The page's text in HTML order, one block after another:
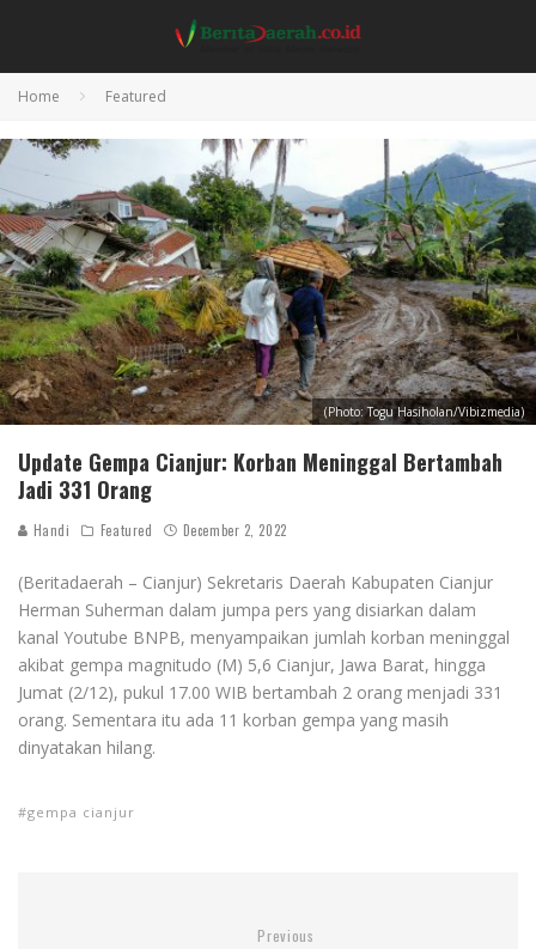
Home Featured
(Photo: Togu Hasiholan/Vibizmedia)
Update Gempa Cianjur: Korban Meninggal Bertambah
Jadi 331 Orang
Handi Featured December 2, 2022
(Beritadaerah – Cianjur) Sekretaris Daerah Kabupaten Cianjur
Herman Suherman dalam jumpa pers yang disiarkan dalam
kanal Youtube BNPB, menyampaikan jumlah korban meninggal
akibat gempa magnitudo (M) 5,6 Cianjur, Jawa Barat, hingga
Jumat (2/12), pukul 17.00 WIB bertambah 2 orang menjadi 331
orang. Sementara itu ada 11 korban gempa yang masih
dinyatakan hilang.
gempa cianjur
Previous